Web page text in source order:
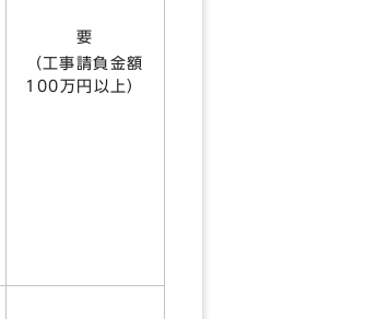
要
（工事請負金額
100万円以上）